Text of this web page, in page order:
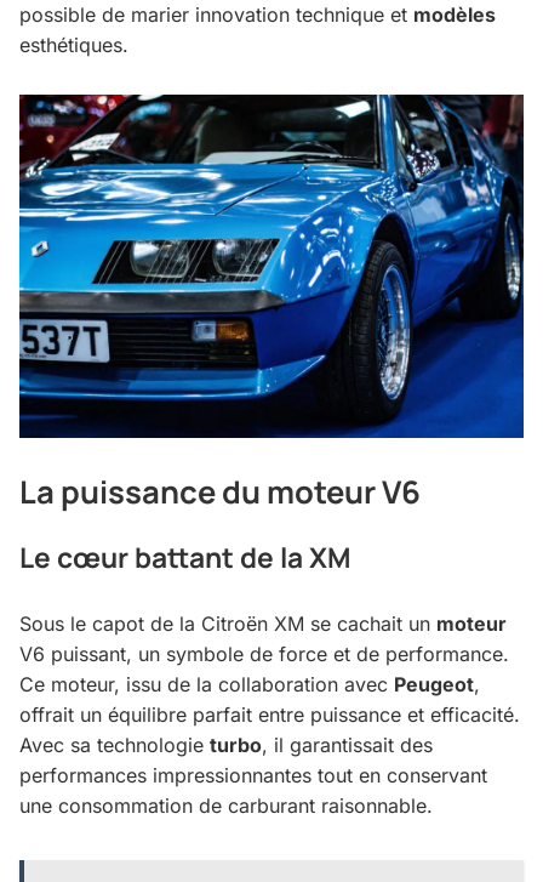
possible de marier innovation technique et modèles
esthétiques.
La puissance du moteur V6
Le cœur battant de la XM
Sous le capot de la Citroën XM se cachait un moteur
V6 puissant, un symbole de force et de performance.
Ce moteur, issu de la collaboration avec Peugeot,
offrait un équilibre parfait entre puissance et efficacité.
Avec sa technologie turbo, il garantissait des
performances impressionnantes tout en conservant
une consommation de carburant raisonnable.